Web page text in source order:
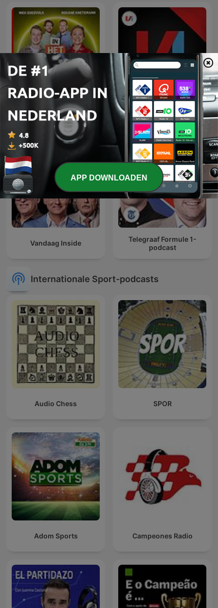
In Het Wiel VI ZSM
Vandaag Inside
Telegraaf Formule 1-
podcast
Internationale Sport-podcasts
Audio Chess SPOR
Adom Sports Campeones Radio
APP DOWNLOADEN